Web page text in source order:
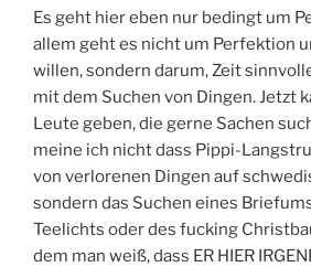
Es geht hier eben nur bedingt um
allem geht es nicht um Perfektion
willen, sondern darum, Zeit
mit dem Suchen von Dingen. Jetzt
Leute geben, die gerne Sachen
meine ich nicht dass Pippi-
von verlorenen Dingen auf
sondern das Suchen eines
Teelichts oder des fucking
dem man weiß, dass ER HIER